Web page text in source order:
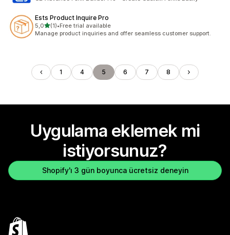
Ests Product Inquire Pro
5,05 yıldız üzerinden
(1)
toplam 1 değerlendirme
•Free trial available
Manage product inquiries and offer seamless customer support.
1 4 5 6 7 8
Uygulama eklemek mi
istiyorsunuz?
Shopify'ı 3 gün boyunca ücretsiz deneyin